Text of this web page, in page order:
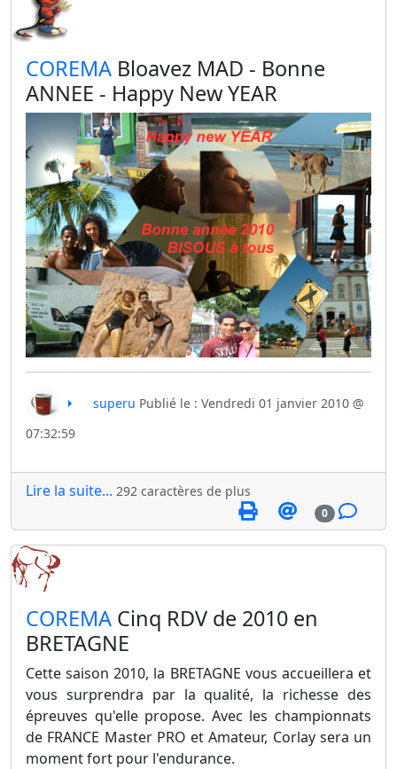
​COREMA Bloavez MAD - Bonne
ANNEE - Happy New YEAR
superu Publié le : Vendredi 01 janvier 2010 @
07:32:59
Lire la suite... 292 caractères de plus
0
​COREMA Cinq RDV de 2010 en
BRETAGNE
Cette saison 2010, la BRETAGNE vous accueillera et
vous surprendra par la qualité, la richesse des
épreuves qu'elle propose. Avec les championnats
de FRANCE Master PRO et Amateur, Corlay sera un
moment fort pour l'endurance.